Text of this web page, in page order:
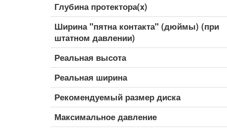
Глубина протектора(x)
Ширина "пятна контакта" (дюймы) (при
штатном давлении)
Реальная высота
Реальная ширина
Рекомендуемый размер диска
Максимальное давление